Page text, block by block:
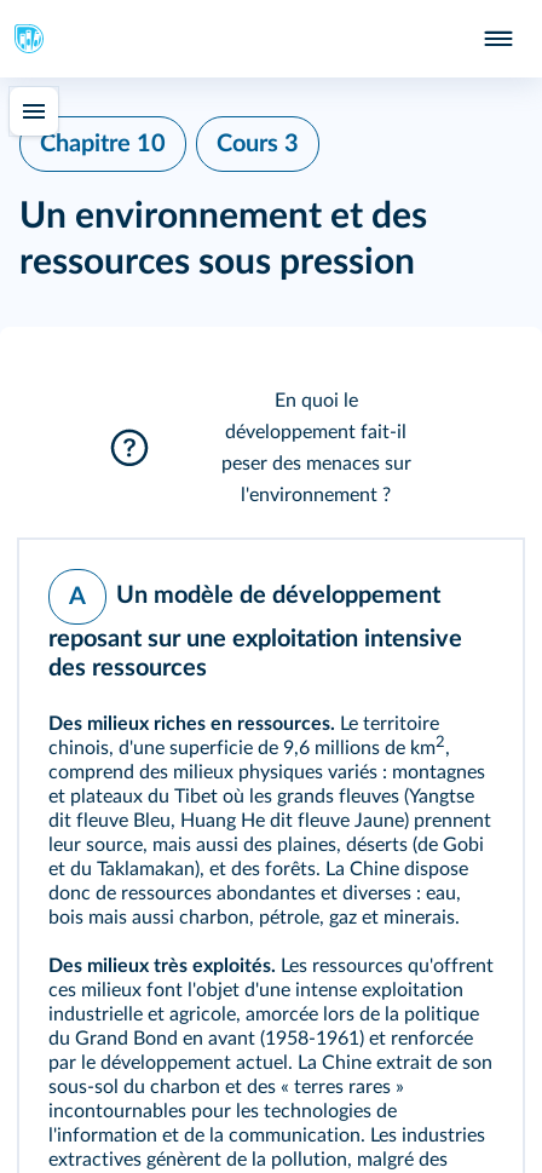
Chapitre 10 Cours 3
Un environnement et des
ressources sous pression
En quoi le
développement fait‑il
peser des menaces sur
l'environnement ?
A
Un modèle de développement
reposant sur une exploitation intensive
des ressources
Des milieux riches en ressources. Le territoire
chinois, d'une superficie de 9,6 millions de km2,
comprend des milieux physiques variés : montagnes
et plateaux du Tibet où les grands fleuves (Yangtse
dit fleuve Bleu, Huang He dit fleuve Jaune) prennent
leur source, mais aussi des plaines, déserts (de Gobi
et du Taklamakan), et des forêts. La Chine dispose
donc de ressources abondantes et diverses : eau,
bois mais aussi charbon, pétrole, gaz et minerais.
Des milieux très exploités. Les ressources qu'offrent
ces milieux font l'objet d'une intense exploitation
industrielle et agricole, amorcée lors de la politique
du Grand Bond en avant (1958‑1961) et renforcée
par le développement actuel. La Chine extrait de son
sous‑sol du charbon et des « terres rares »
incontournables pour les technologies de
l'information et de la communication. Les industries
extractives génèrent de la pollution, malgré des